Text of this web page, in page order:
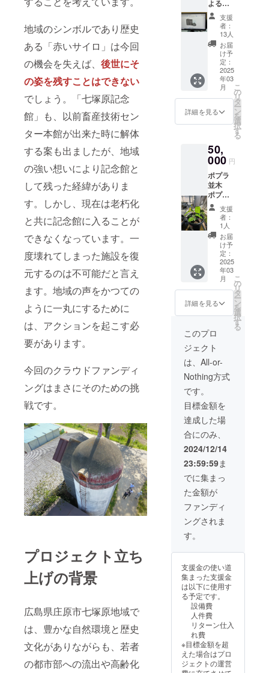
地域のシンボルであり歴史
ある「赤いサイロ」は今回
の機会を失えば、 後世にそ
の姿を残すことはできない
でしょう。「七塚原記念
館」も、以前畜産技術セン
ター本館が出来た時に解体
する案も出ましたが、地域
の強い想いにより記念館と
して残った経緯がありま
す。しかし、現在は老朽化
と共に記念館に入ることが
できなくなっています。一
度壊れてしまった施設を復
元するのは不可能だと言え
ます。地域の声をかつての
ように一丸にするために
は、アクションを起こす必
要があります。
今回のクラウドファンディ
ングはまさにそのための挑
戦です。
プロジェクト立ち
上げの背景
広島県庄原市七塚原地域で
は、豊かな自然環境と歴史
文化がありながらも、若者
の都市部への流出や高齢化
い。原
材料及
び添加
物等の
食品表
示はお
届け商
品のラ
ベルに
表記さ
れま
す。 商
届けの
リター
ンに貼
付され
たラベ
ルや注
意書き
をご確
認くだ
さい。
売でし
か飲む
ことが
出来な
い超限
定牛
乳。現
段階で
は市場
に出
回って
いない
す。こ
の機会
ご賞味
くださ
い。原
材料及
び添加
物等の
食品表
示はお
届け商
品のラ
ベルに
表記さ
れま
す。 商
必ずお
リター
ンに貼
付され
たラベ
意書き
をご確
認くだ
よるサ
イロの
復元ミ
ニチュ
アモデ
ル（Lサ
イズ）
です。
あなた
のお家
にサイ
ロが！
小物入
ぞ。畜
産技術
セン
ターの
セン
ター長
が一生
懸命作
りまし
た。小
物入れ
になり
ます。※
画像は
Mサイ
ズのも
ので
支援
者：
13人
お届
け予
定：
2025
年03
月
詳細を見る
こ
の
リ
タ
ー
ン
を
選
択
す
る
50,
000 円
ポプラ
並木
ポプラ
のク
ローン
苗木で
す。県
立広島
大学の
協力で
誕生し
た商品
です。
風光明
媚な畜
セン
ターの
クロー
ン苗
木。皆
さんも
な風景
を再現
してみ
ません
か？
支援
者：
1人
お届
け予
定：
2025
年03
月
詳細を見る
こ
の
リ
タ
ー
ン
を
選
択
す
る
このプロ
ジェクト
は、All-or-
Nothing方式
です。
目標金額を
達成した場
合にのみ、
2024/12/14
23:59:59ま
でに集まっ
た金額が
ファンディ
ングされま
す。
支援金の使い道
集まった支援金
は以下に使用す
る予定です。
設備費
人件費
リターン仕入
れ費
※目標金額を超
えた場合はプロ
ジェクトの運営